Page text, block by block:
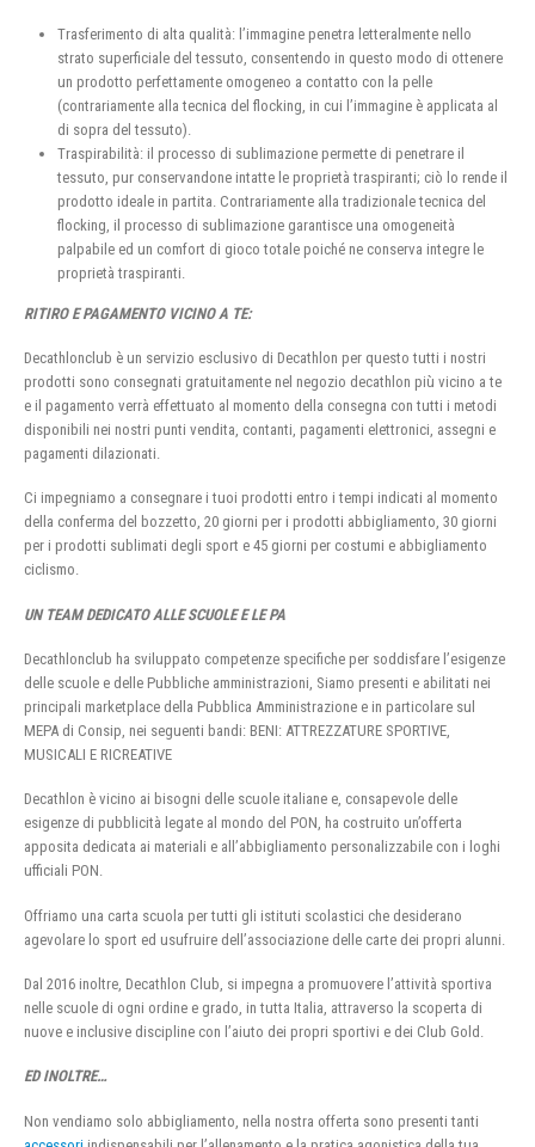
Trasferimento di alta qualità: l’immagine penetra letteralmente nello
strato superficiale del tessuto, consentendo in questo modo di ottenere
un prodotto perfettamente omogeneo a contatto con la pelle
(contrariamente alla tecnica del flocking, in cui l’immagine è applicata al
di sopra del tessuto).
Traspirabilità: il processo di sublimazione permette di penetrare il
tessuto, pur conservandone intatte le proprietà traspiranti; ciò lo rende il
prodotto ideale in partita. Contrariamente alla tradizionale tecnica del
flocking, il processo di sublimazione garantisce una omogeneità
palpabile ed un comfort di gioco totale poiché ne conserva integre le
proprietà traspiranti.
RITIRO E PAGAMENTO VICINO A TE:
Decathlonclub è un servizio esclusivo di Decathlon per questo tutti i nostri
prodotti sono consegnati gratuitamente nel negozio decathlon più vicino a te
e il pagamento verrà effettuato al momento della consegna con tutti i metodi
disponibili nei nostri punti vendita, contanti, pagamenti elettronici, assegni e
pagamenti dilazionati.
Ci impegniamo a consegnare i tuoi prodotti entro i tempi indicati al momento
della conferma del bozzetto, 20 giorni per i prodotti abbigliamento, 30 giorni
per i prodotti sublimati degli sport e 45 giorni per costumi e abbigliamento
ciclismo.
UN TEAM DEDICATO ALLE SCUOLE E LE PA
Decathlonclub ha sviluppato competenze specifiche per soddisfare l’esigenze
delle scuole e delle Pubbliche amministrazioni, Siamo presenti e abilitati nei
principali marketplace della Pubblica Amministrazione e in particolare sul
MEPA di Consip, nei seguenti bandi: BENI: ATTREZZATURE SPORTIVE,
MUSICALI E RICREATIVE
Decathlon è vicino ai bisogni delle scuole italiane e, consapevole delle
esigenze di pubblicità legate al mondo del PON, ha costruito un’offerta
apposita dedicata ai materiali e all’abbigliamento personalizzabile con i loghi
ufficiali PON.
Offriamo una carta scuola per tutti gli istituti scolastici che desiderano
agevolare lo sport ed usufruire dell’associazione delle carte dei propri alunni.
Dal 2016 inoltre, Decathlon Club, si impegna a promuovere l’attività sportiva
nelle scuole di ogni ordine e grado, in tutta Italia, attraverso la scoperta di
nuove e inclusive discipline con l’aiuto dei propri sportivi e dei Club Gold.
ED INOLTRE…
Non vendiamo solo abbigliamento, nella nostra offerta sono presenti tanti